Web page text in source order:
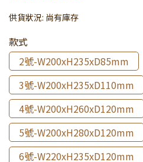
供貨狀況: 尚有庫存
款式
2號-W200xH235xD85mm
3號-W200xH235xD110mm
4號-W200xH260xD120mm
5號-W200xH280xD120mm
6號-W220xH235xD120mm